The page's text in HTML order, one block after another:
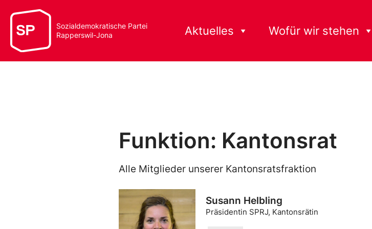
Sozialdemokratische Partei
Rapperswil-Jona
Aktuelles Wofür wir stehen
Funktion: Kantonsrat
Alle Mitglieder unserer Kantonsratsfraktion
Susann Helbling
Präsidentin SPRJ, Kantonsrätin